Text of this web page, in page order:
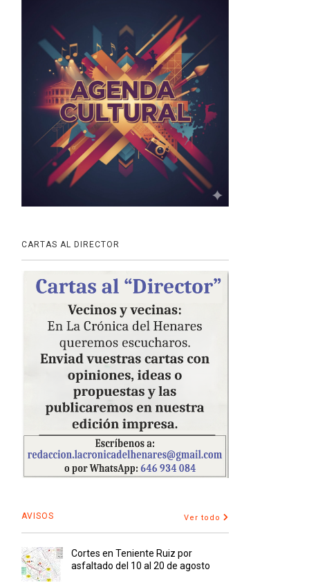
CARTAS AL DIRECTOR
AVISOS Ver todo
Cortes en Teniente Ruiz por
asfaltado del 10 al 20 de agosto